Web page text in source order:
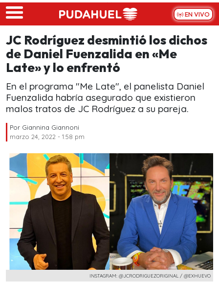
Skip to main content
EN VIVO
JC Rodríguez desmintió los dichos
de Daniel Fuenzalida en «Me
Late» y lo enfrentó
En el programa "Me Late", el panelista Daniel
Fuenzalida habría asegurado que existieron
malos tratos de JC Rodríguez a su pareja.
Por Giannina Giannoni
marzo 24, 2022 - 1:58 pm
INSTAGRAM: @JCRODRIGUEZORIGINAL / @EXHUEVO